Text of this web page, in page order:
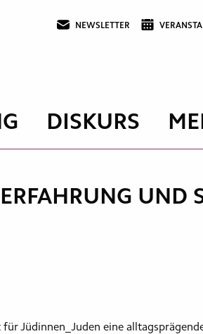
NEWSLETTER
DISKURS
UND
Jüdinnen_Juden eine